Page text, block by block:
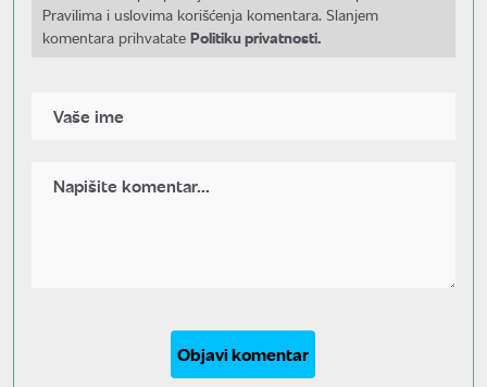
Pravilima i uslovima korišćenja komentara. Slanjem
komentara prihvatate Politiku privatnosti.
Objavi komentar